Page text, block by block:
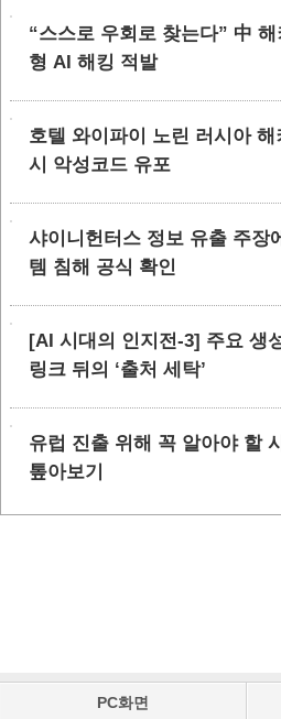
“스스로 우회로 찾는다” 中 해
형 AI 해킹 적발
호텔 와이파이 노린 러시아
시 악성코드 유포
샤이니헌터스 정보 유출 주장
템 침해 공식 확인
[AI 시대의 인지전-3] 주요 생
링크 뒤의 ‘출처 세탁’
유럽 진출 위해 꼭 알아야 할
톺아보기
PC화면